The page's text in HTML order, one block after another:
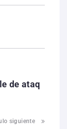
de ataq
siguiente